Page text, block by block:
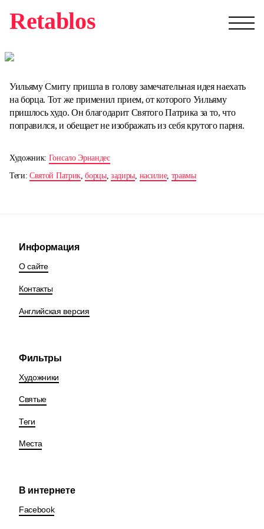
Retablos
Уильяму Смиту пришла в голову замечательная идея наехать
на борца. Тот же применил прием, от которого Уильяму
пришлось худо. Он благодарит Святого Патрика за то, что
поправился, и обещает не изображать из себя крутого парня.
Художник: Гонсало Эрнандес
Теги:Святой Патрик,борцы,задиры насилие, травмы
Информация
О сайте
Контакты
Английская версия
Фильтры
Художники
Святые
Теги
Места
В интернете
Facebook